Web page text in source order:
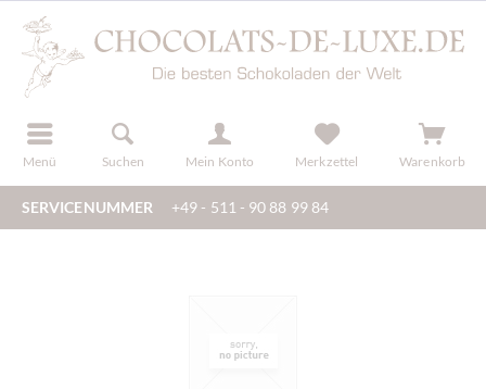
Menü Suchen Mein Konto
registrieren Merkzettel Warenkorb
SERVICENUMMER +49 - 511 - 90 88 99 84